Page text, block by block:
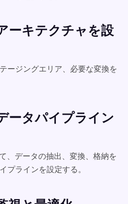
ーキテクチャを設
ージングエリア、必要な変換を
ータパイプライン
、データの抽出、変換、格納を
プラインを設定する。